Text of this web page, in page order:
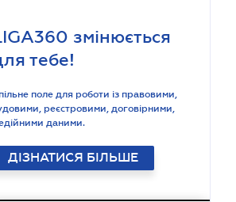
змінюється
тебе!
поле для роботи із правовими,
реєстровими, договірними,
даними.
ДІЗНАТИСЯ БІЛЬШЕ